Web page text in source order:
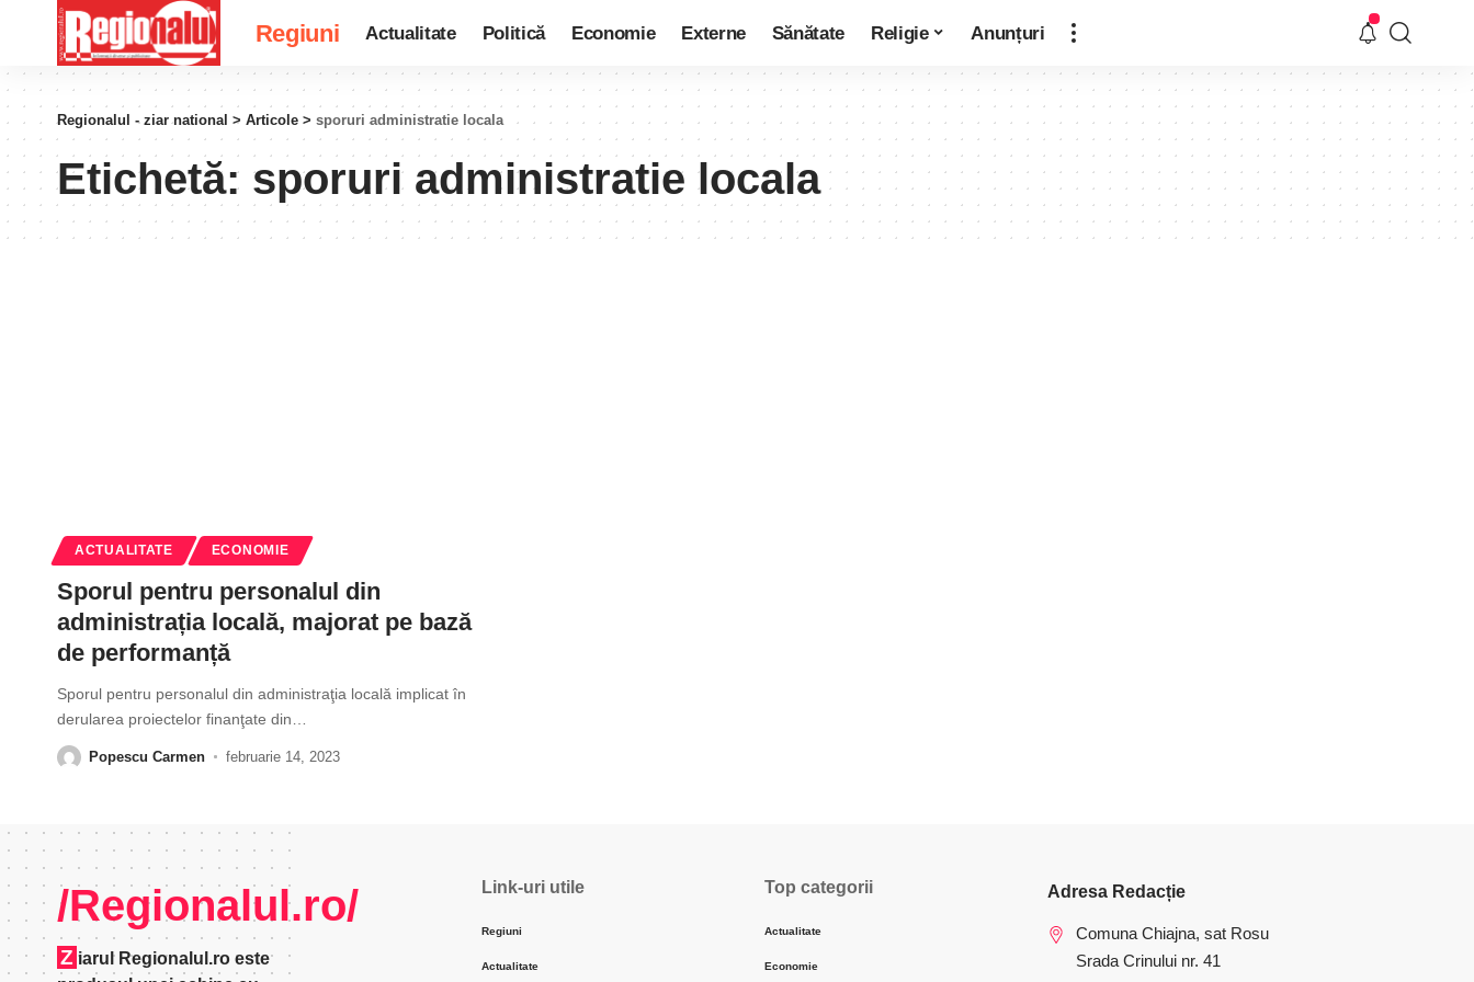
Regiuni Actualitate Politică Economie Externe Sănătate Religie Anunțuri
Regionalul - ziar national > Articole > sporuri administratie locala
Etichetă: sporuri administratie locala
ACTUALITATE ECONOMIE
Sporul pentru personalul din
administrația locală, majorat pe bază
de performanță
Sporul pentru personalul din administraţia locală implicat în
derularea proiectelor finanţate din
Popescu Carmen februarie 14, 2023
/Regionalul.ro/
Z iarul Regionalul.ro este
Link-uri utile
Regiuni
Actualitate
Top categorii
Actualitate
Economie
Adresa Redacție
Comuna Chiajna, sat Rosu
Srada Crinului nr. 41